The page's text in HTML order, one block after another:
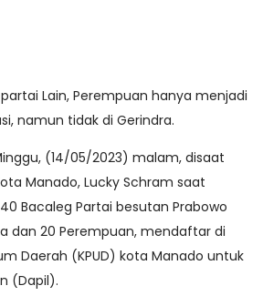
Lain, Perempuan hanya menjadi
namun tidak di Gerindra.
(14/05/2023) malam, disaat
Manado, Lucky Schram saat
Bacaleg Partai besutan Prabowo
dan 20 Perempuan, mendaftar di
Daerah (KPUD) kota Manado untuk
(Dapil).